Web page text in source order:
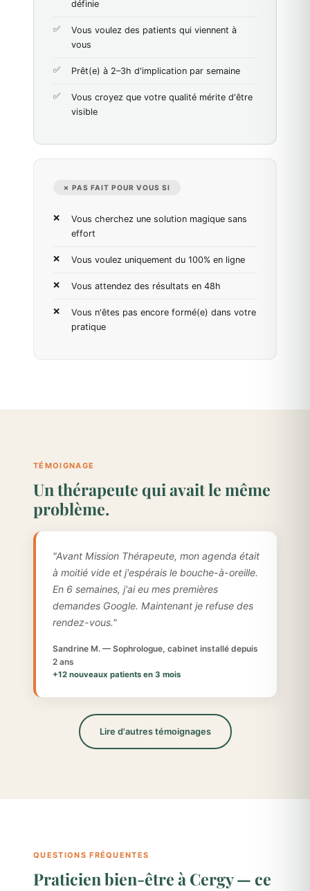
définie
Vous voulez des patients qui viennent à
vous
Prêt(e) à 2–3h d'implication par semaine
Vous croyez que votre qualité mérite d'être
visible
✗ PAS FAIT POUR VOUS SI
Vous cherchez une solution magique sans
effort
Vous voulez uniquement du 100% en ligne
Vous attendez des résultats en 48h
Vous n'êtes pas encore formé(e) dans votre
pratique
TÉMOIGNAGE
Un thérapeute qui avait le même
problème.
"Avant Mission Thérapeute, mon agenda était
à moitié vide et j'espérais le bouche-à-oreille.
En 6 semaines, j'ai eu mes premières
demandes Google. Maintenant je refuse des
rendez-vous."
Sandrine M. — Sophrologue, cabinet installé depuis
2 ans
+12 nouveaux patients en 3 mois
Lire d'autres témoignages
QUESTIONS FRÉQUENTES
Praticien bien-être à Cergy — ce